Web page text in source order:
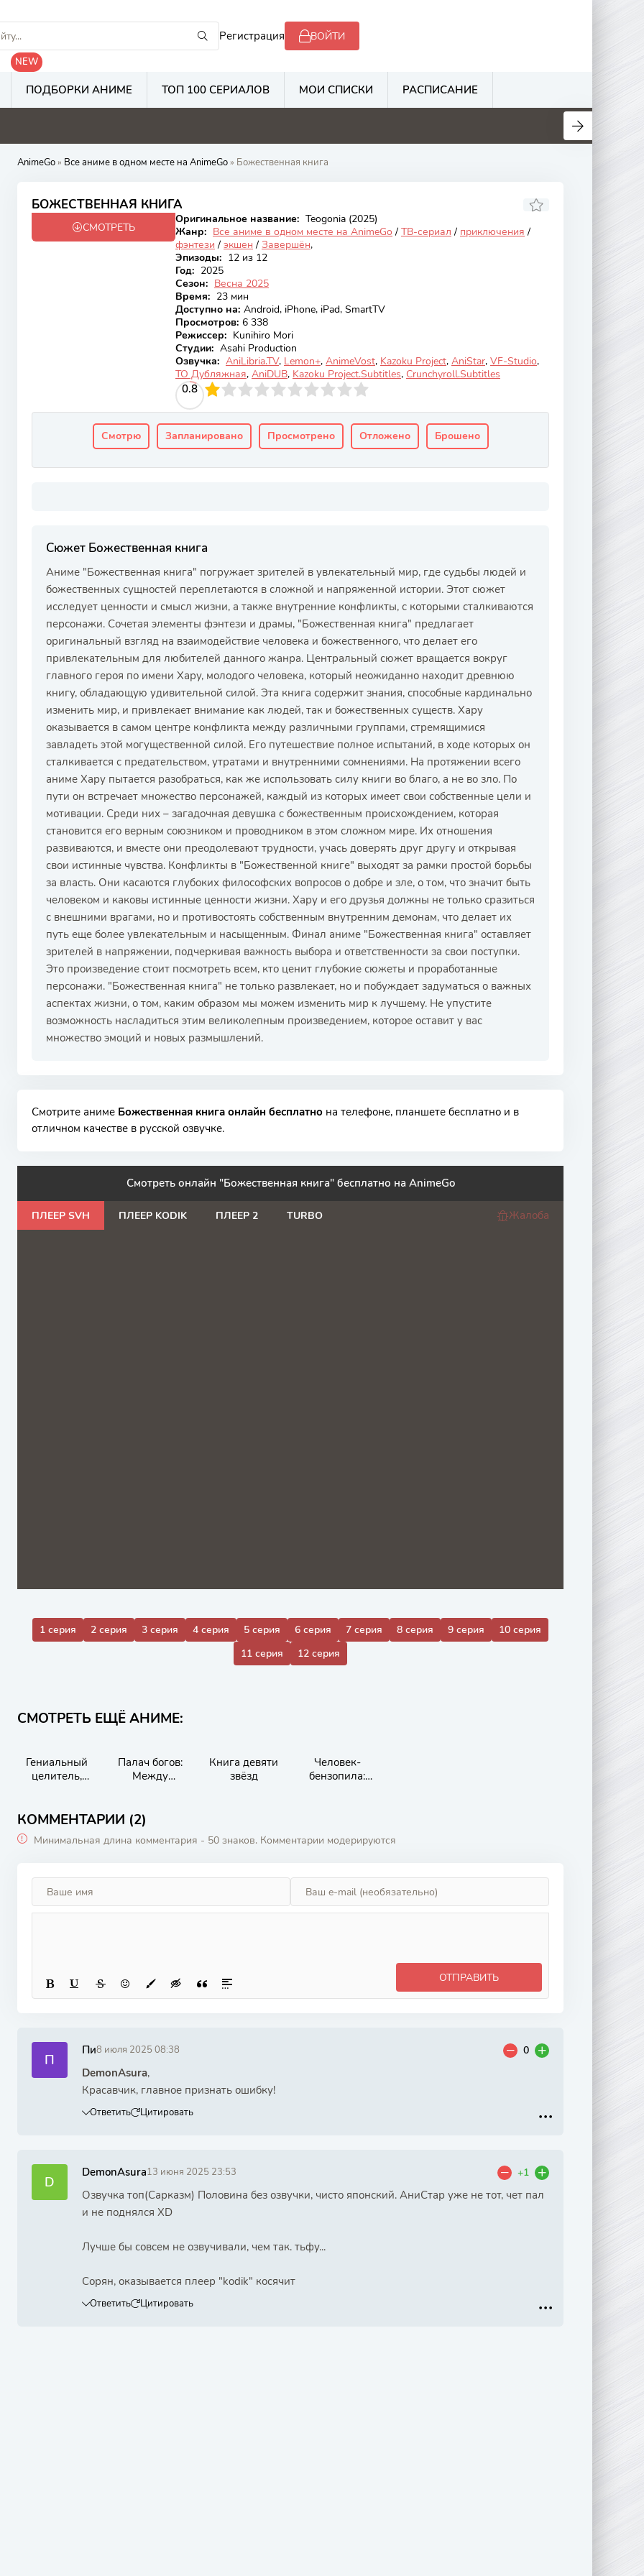
Регистрация ВОЙТИ
NEW
ПОДБОРКИ АНИМЕ ТОП 100 СЕРИАЛОВ МОИ СПИСКИ РАСПИСАНИЕ
AnimeGo» Все аниме в одном месте на AnimeGo» Божественная книга
БОЖЕСТВЕННАЯ КНИГА
Закончен
6.9
СМОТРЕТЬ
Оригинальное название: Teogonia (2025)
Жанр: Все аниме в одном месте на AnimeGo / ТВ-сериал / приключения /
фэнтези / экшен / Завершён,
Эпизоды: 12 из 12
Год: 2025
Сезон: Весна 2025
Время: 23 мин
Доступно на: Android, iPhone, iPad, SmartTV
Просмотров: 6 338
Режиссер: Kunihiro Mori
Студии: Asahi Production
Озвучка: AniLibria.TV, Lemon+, AnimeVost, Kazoku Project, AniStar, VF-Studio,
ТО Дубляжная, AniDUB, Kazoku Project.Subtitles, Crunchyroll.Subtitles
0.8
4 5 6 7 8 9 10
Смотрю Запланировано Просмотрено Отложено Брошено
Сюжет Божественная книга
Аниме "Божественная книга" погружает зрителей в увлекательный мир, где судьбы людей и
божественных сущностей переплетаются в сложной и напряженной истории. Этот сюжет
исследует ценности и смысл жизни, а также внутренние конфликты, с которыми сталкиваются
персонажи. Сочетая элементы фэнтези и драмы, "Божественная книга" предлагает
оригинальный взгляд на взаимодействие человека и божественного, что делает его
привлекательным для любителей данного жанра. Центральный сюжет вращается вокруг
главного героя по имени Хару, молодого человека, который неожиданно находит древнюю
книгу, обладающую удивительной силой. Эта книга содержит знания, способные кардинально
изменить мир, и привлекает внимание как людей, так и божественных существ. Хару
оказывается в самом центре конфликта между различными группами, стремящимися
завладеть этой могущественной силой. Его путешествие полное испытаний, в ходе которых он
сталкивается с предательством, утратами и внутренними сомнениями. На протяжении всего
аниме Хару пытается разобраться, как же использовать силу книги во благо, а не во зло. По
пути он встречает множество персонажей, каждый из которых имеет свои собственные цели и
мотивации. Среди них – загадочная девушка с божественным происхождением, которая
становится его верным союзником и проводником в этом сложном мире. Их отношения
развиваются, и вместе они преодолевают трудности, учась доверять друг другу и открывая
свои истинные чувства. Конфликты в "Божественной книге" выходят за рамки простой борьбы
за власть. Они касаются глубоких философских вопросов о добре и зле, о том, что значит быть
человеком и каковы истинные ценности жизни. Хару и его друзья должны не только сразиться
с внешними врагами, но и противостоять собственным внутренним демонам, что делает их
путь еще более увлекательным и насыщенным. Финал аниме "Божественная книга" оставляет
зрителей в напряжении, подчеркивая важность выбора и ответственности за свои поступки.
Это произведение стоит посмотреть всем, кто ценит глубокие сюжеты и проработанные
персонажи. "Божественная книга" не только развлекает, но и побуждает задуматься о важных
аспектах жизни, о том, каким образом мы можем изменить мир к лучшему. Не упустите
возможность насладиться этим великолепным произведением, которое оставит у вас
множество эмоций и новых размышлений.
Смотрите аниме Божественная книга онлайн бесплатно на телефоне, планшете бесплатно и в
отличном качестве в русской озвучке.
Смотреть онлайн "Божественная книга" бесплатно на AnimeGo
ПЛЕЕР SVH ПЛЕЕР KODIK ПЛЕЕР 2 TURBO Жалоба
1 серия 2 серия 3 серия 4 серия 5 серия 6 серия 7 серия 8 серия 9 серия
10 серия
11 серия
12 серия
СМОТРЕТЬ ЕЩЁ АНИМЕ:
Гениальный
целитель,
мгновение, но
был изгнан как
бесполезный,
жизнью в
качестве
тёмного
Палач богов:
Между
царством
Книга девяти
звёзд
Человек-
бензопила:
КОММЕНТАРИИ (2)
Минимальная длина комментария - 50 знаков. Комментарии модерируются
ОТПРАВИТЬ
П
Пи8 июля 2025 08:38 0
DemonAsura,
Красавчик, главное признать ошибку!
Ответить Цитировать
D
DemonAsura13 июня 2025 23:53 +1
Озвучка топ(Сарказм) Половина без озвучки, чисто японский. АниСтар уже не тот, чет пал
и не поднялся XD
Лучше бы совсем не озвучивали, чем так. тьфу...
Сорян, оказывается плеер "kodik" косячит
Ответить Цитировать